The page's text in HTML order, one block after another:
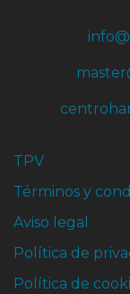
TPV
Términos y
Aviso legal
Política de
Política de